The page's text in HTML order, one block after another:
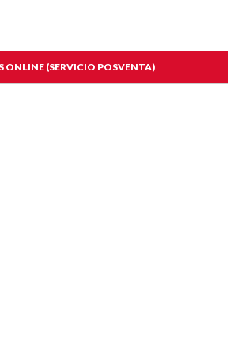
ONLINE (SERVICIO POSVENTA)